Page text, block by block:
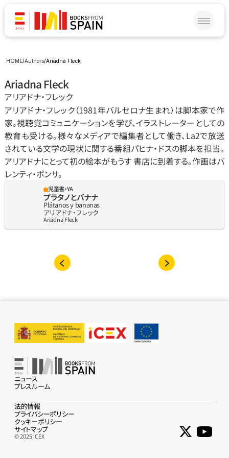
HOME/Authors/Ariadna Fleck
Ariadna Fleck
アリアドナ‧フレック
アリアドナ‧フレック（1981年バルセロナ生まれ）は脚本家で作
家。視聴覚コミュニケーションを学び、イラストレーターとしての
教育も受ける。様々なメディアで編集者として働き、La2で放送
されている文学の現状に関する番組パヒナ‧ドスの脚本を担当。
アリアドナにとって初の絵本がもうす 書店に到着する。作画はバ
レンティ‧ポンサ。
児童書・YA
プラタノとバナナ
Plátanos y bananas
アリアドナ‧フレック
Ariadna Fleck
ニュース
プレスルーム
© 2025 ICEX
法的情報
プライバシーポリシー
クッキーポリシー
サイトマップ